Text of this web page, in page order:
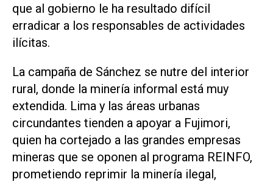
que al gobierno le ha resultado difícil
erradicar a los responsables de actividades
ilícitas.
La campaña de Sánchez se nutre del interior
rural, donde la minería informal está muy
extendida. Lima y las áreas ⁠urbanas
circundantes tienden a apoyar a Fujimori,
quien ha cortejado a las grandes empresas
mineras que se oponen al programa REINFO,
prometiendo reprimir la minería ilegal, ​